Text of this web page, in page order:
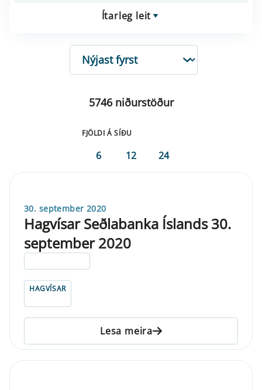
Ítarleg leit
RÖÐUN
5746 niðurstöður
FJÖLDI Á SÍÐU
6 12 24
30. september 2020
Hagvísar Seðlabanka Íslands 30.
september 2020
HAGVÍSAR
Lesa meira